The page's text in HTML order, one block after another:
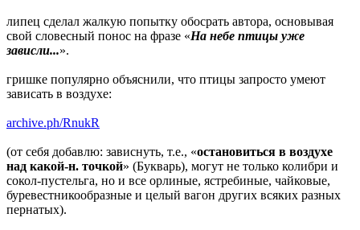
липец сделал жалкую попытку обосрать автора, основывая
свой словесный понос на фразе «На небе птицы уже
зависли...».
гришке популярно объяснили, что птицы запросто умеют
зависать в воздухе:
archive.ph/RnukR
(от себя добавлю: зависнуть, т.е., «остановиться в воздухе
над какой-н. точкой» (Букварь), могут не только колибри и
сокол-пустельга, но и все орлиные, ястребиные, чайковые,
буревестникообразные и целый вагон других всяких разных
пернатых).